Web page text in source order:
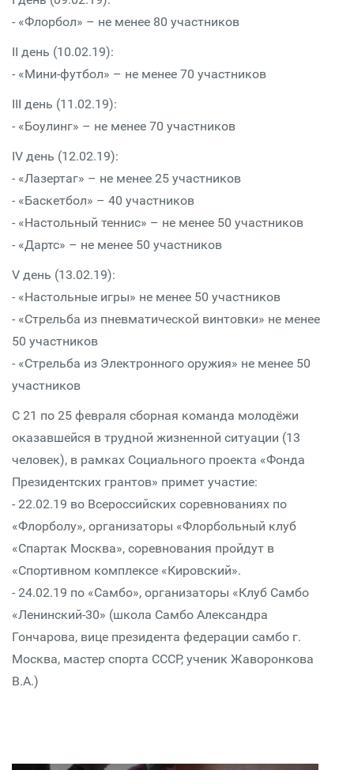
- «Флорбол» – не менее 80 участников
II день (10.02.19):
- «Мини-футбол» – не менее 70 участников
III день (11.02.19):
- «Боулинг» – не менее 70 участников
IV день (12.02.19):
- «Лазертаг» – не менее 25 участников
- «Баскетбол» – 40 участников
- «Настольный теннис» – не менее 50 участников
- «Дартс» – не менее 50 участников
V день (13.02.19):
- «Настольные игры» не менее 50 участников
- «Стрельба из пневматической винтовки» не менее
50 участников
- «Стрельба из Электронного оружия» не менее 50
участников
С 21 по 25 февраля сборная команда молодёжи
оказавшейся в трудной жизненной ситуации (13
человек), в рамках Социального проекта «Фонда
Президентских грантов» примет участие:
- 22.02.19 во Всероссийских соревнованиях по
«Флорболу», организаторы «Флорбольный клуб
«Спартак Москва», соревнования пройдут в
«Спортивном комплексе «Кировский».
- 24.02.19 по «Самбо», организаторы «Клуб Самбо
«Ленинский-30» (школа Самбо Александра
Гончарова, вице президента федерации самбо г.
Москва, мастер спорта СССР, ученик Жаворонкова
В.А.)